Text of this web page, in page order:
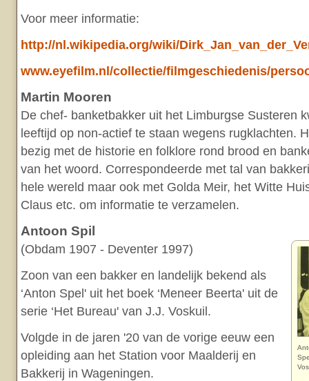
Voor meer informatie:
http://nl.wikipedia.org/wiki/
www.eyefilm.nl/collectie/filmgeschiedenis/
Martin Mooren
De chef- banketbakker uit het Limburgse Susteren
leeftijd op non-actief te staan wegens rugklachten.
bezig met de historie en folklore rond brood en
van het woord. Correspondeerde met tal van
hele wereld maar ook met Golda Meir, het Witte
Claus etc. om informatie te verzamelen.
Antoon Spil
(Obdam 1907 - Deventer 1997)
Zoon van een bakker en landelijk bekend als
‘Anton Spel' uit het boek ‘Meneer Beerta' uit de
serie ‘Het Bureau' van J.J. Voskuil.
Volgde in de jaren '20 van de vorige eeuw een
opleiding aan het Station voor Maalderij en
Bakkerij in Wageningen.